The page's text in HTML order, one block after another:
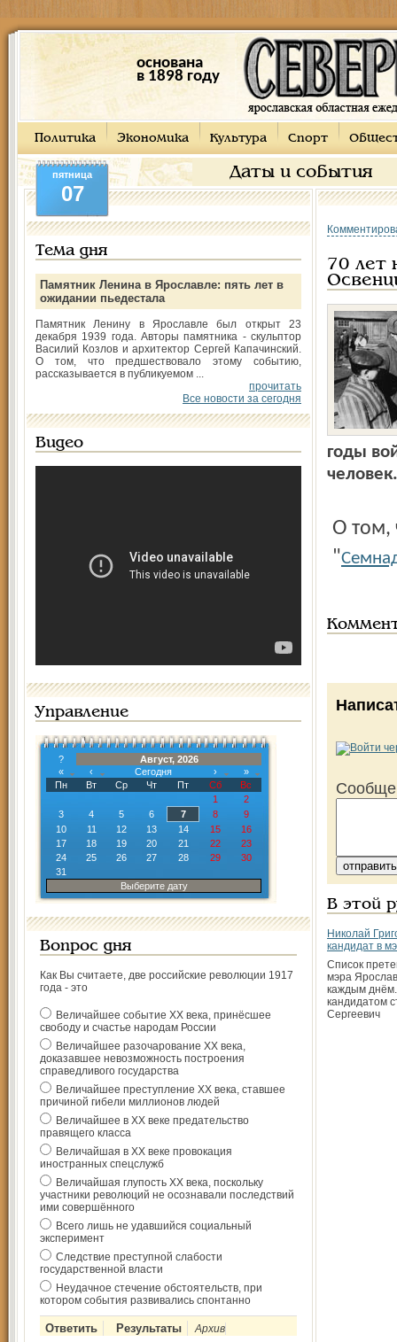
основана
в 1898 году
Политика Экономика Культура Спорт
Даты и события
пятница
07
Тема дня
Памятник Ленина в Ярославле: пять лет в
ожидании пьедестала
Памятник Ленину в Ярославле был открыт 23
декабря 1939 года. Авторы памятника - скульптор
Василий Козлов и архитектор Сергей Капачинский.
О том, что предшествовало этому событию,
рассказывается в публикуемом ...
прочитать
Все новости за сегодня
Видео
Управление
?
Август, 2026
«
‹ Сегодня ›
»
Пн
Вт Ср Чт Пт Сб
Вс
1
2
3
4 5 6 7 8
9
10
11 12 13 14 15
16
17
18 19 20 21 22
23
24
25 26 27 28 29
30
31
Выберите дату
Вопрос дня
Как Вы считаете, две российские революции 1917
года - это
Величайшее событие ХХ века, принёсшее
свободу и счастье народам России
Величайшее разочарование ХХ века,
доказавшее невозможность построения
справедливого государства
Величайшее преступление ХХ века, ставшее
причиной гибели миллионов людей
Величайшее в ХХ веке предательство
правящего класса
Величайшая в ХХ веке провокация
иностранных спецслужб
Величайшая глупость ХХ века, поскольку
участники революций не осознавали последствий
ими совершённого
Всего лишь не удавшийся социальный
эксперимент
Следствие преступной слабости
государственной власти
Неудачное стечение обстоятельств, при
котором события развивались спонтанно
Архив
70 лет
годы
человек.
О том, что творилось в этом лагере, читайте материал
"
В этой
Николай
кандидат в
Список
мэра
каждым
кандидатом
Сергеевич